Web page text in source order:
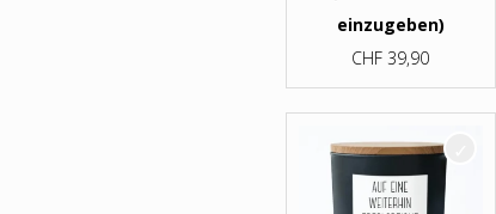
einzugeben)
CHF 39,90